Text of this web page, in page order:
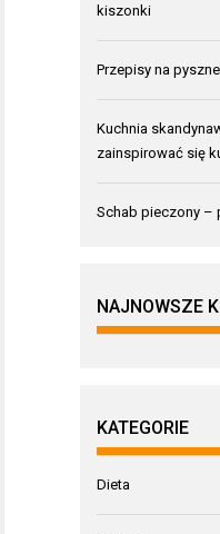
kiszonki
Przepisy na
Kuchnia
zainspirować się
Schab pieczony –
NAJNOWSZE
KATEGORIE
Dieta